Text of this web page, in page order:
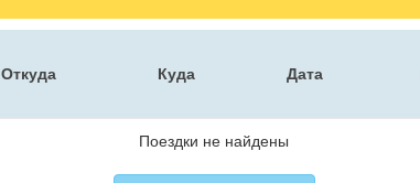
Откуда Куда Дата
Поездки не найдены